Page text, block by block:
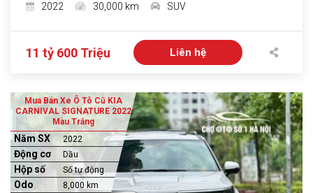
2022
30,000 km SUV
11 tỷ 600 Triệu Liên hệ
Mua Bán Xe Ô Tô Cũ KIA
CARNIVAL SIGNATURE 2022
Màu Trắng
Năm SX 2022
Động cơ Dầu
Hộp số Số tự động
Odo 8,000 km